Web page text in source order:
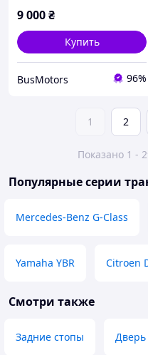
9 000₴
Купить
BusMotors 96%
1 2
Показано 1 -
Популярные серии
Mercedes-Benz G-Class
Yamaha YBR Citroen
Смотри также
Задние стопы Дверь